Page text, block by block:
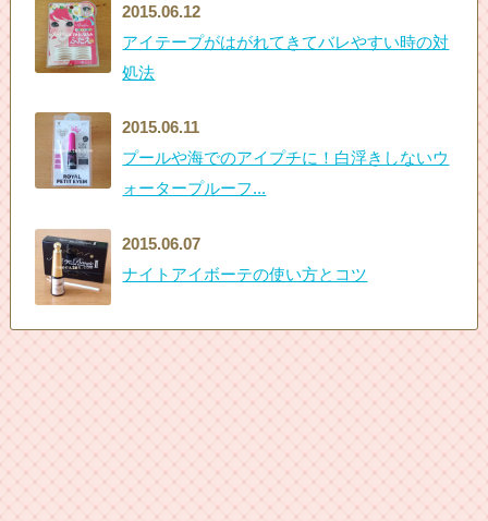
2015.06.12
アイテープがはがれてきてバレやすい時の対
処法
2015.06.11
プールや海でのアイプチに！白浮きしないウ
ォータープルーフ...
2015.06.07
ナイトアイボーテの使い方とコツ